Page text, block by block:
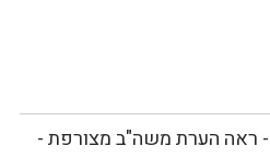
ראה הערת משה"ב מצורפת -